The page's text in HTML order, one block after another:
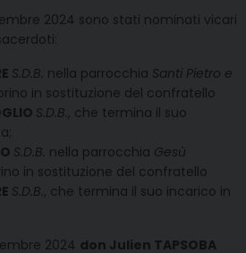
2024 sono stati nominati vicari
S.D.B. nella parrocchia Santi Pietro e
in sostituzione del confratello
S.D.B. , che termina il suo
S.D.B. nella parrocchia Gesù
in sostituzione del confratello
S.D.B. , che termina il suo incarico in
2024 don Julien TAPSOBA